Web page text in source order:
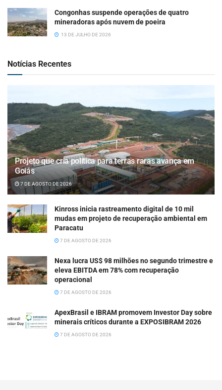
Congonhas suspende operações de quatro
mineradoras após nuvem de poeira
13 DE JULHO DE 2026
Notícias Recentes
Projeto que cria política para terras raras avança em
Goiás
7 DE AGOSTO DE 2026
Kinross inicia rastreamento digital de 10 mil
mudas em projeto de recuperação ambiental em
Paracatu
7 DE AGOSTO DE 2026
Nexa lucra US$ 98 milhões no segundo trimestre e
eleva EBITDA em 78% com recuperação
operacional
7 DE AGOSTO DE 2026
ApexBrasil e IBRAM promovem Investor Day sobre
minerais críticos durante a EXPOSIBRAM 2026
7 DE AGOSTO DE 2026